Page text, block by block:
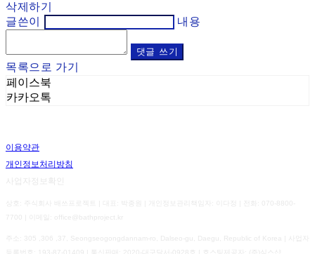
삭제하기
글쓴이
내용
댓글 쓰기
목록으로 가기
페이스북
카카오톡
이용약관
개인정보처리방침
사업자정보확인
상호: 주식회사 배쓰프로젝트 | 대표: 박종원 | 개인정보관리책임자: 이다정 | 전화: 070-8800-
7700 | 이메일: office@bathproject.kr
주소: 305 ,306 ,37, Seongseogongdannam-ro, Dalseo-gu, Daegu, Republic of Korea | 사업자
193-87-01409 2020-대구달서-0928호 | 호스팅제공자: (주)식스샵